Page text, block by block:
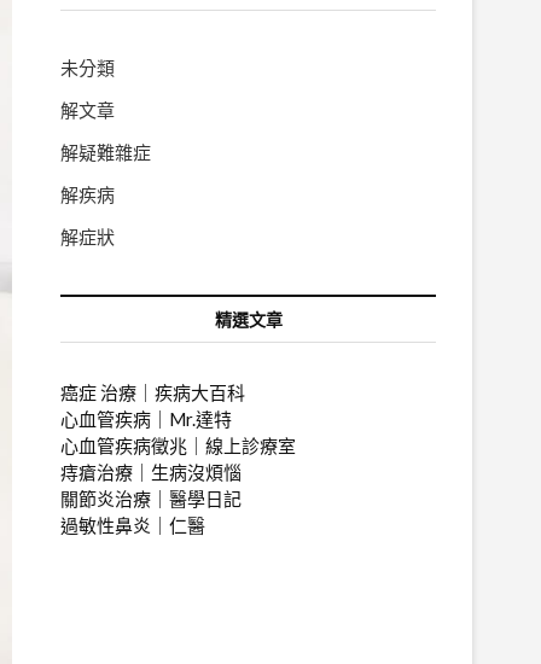
未分類
解文章
解疑難雜症
解疾病
解症狀
精選文章
癌症 治療｜疾病大百科
心血管疾病｜Mr.達特
心血管疾病徵兆｜ 線上診療室
痔瘡治療｜生病沒煩惱
關節炎治療｜醫學日記
過敏性鼻炎｜仁醫